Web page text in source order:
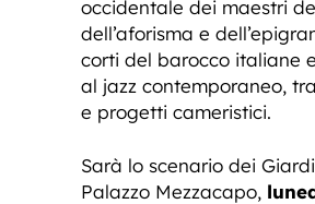
occidentale dei maestri
dell’aforisma e
corti del barocco italiane
al jazz contemporaneo,
e progetti cameristici.
Sarà lo scenario dei
Palazzo Mezzacapo,